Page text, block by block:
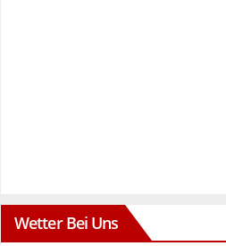
Wetter Bei Uns